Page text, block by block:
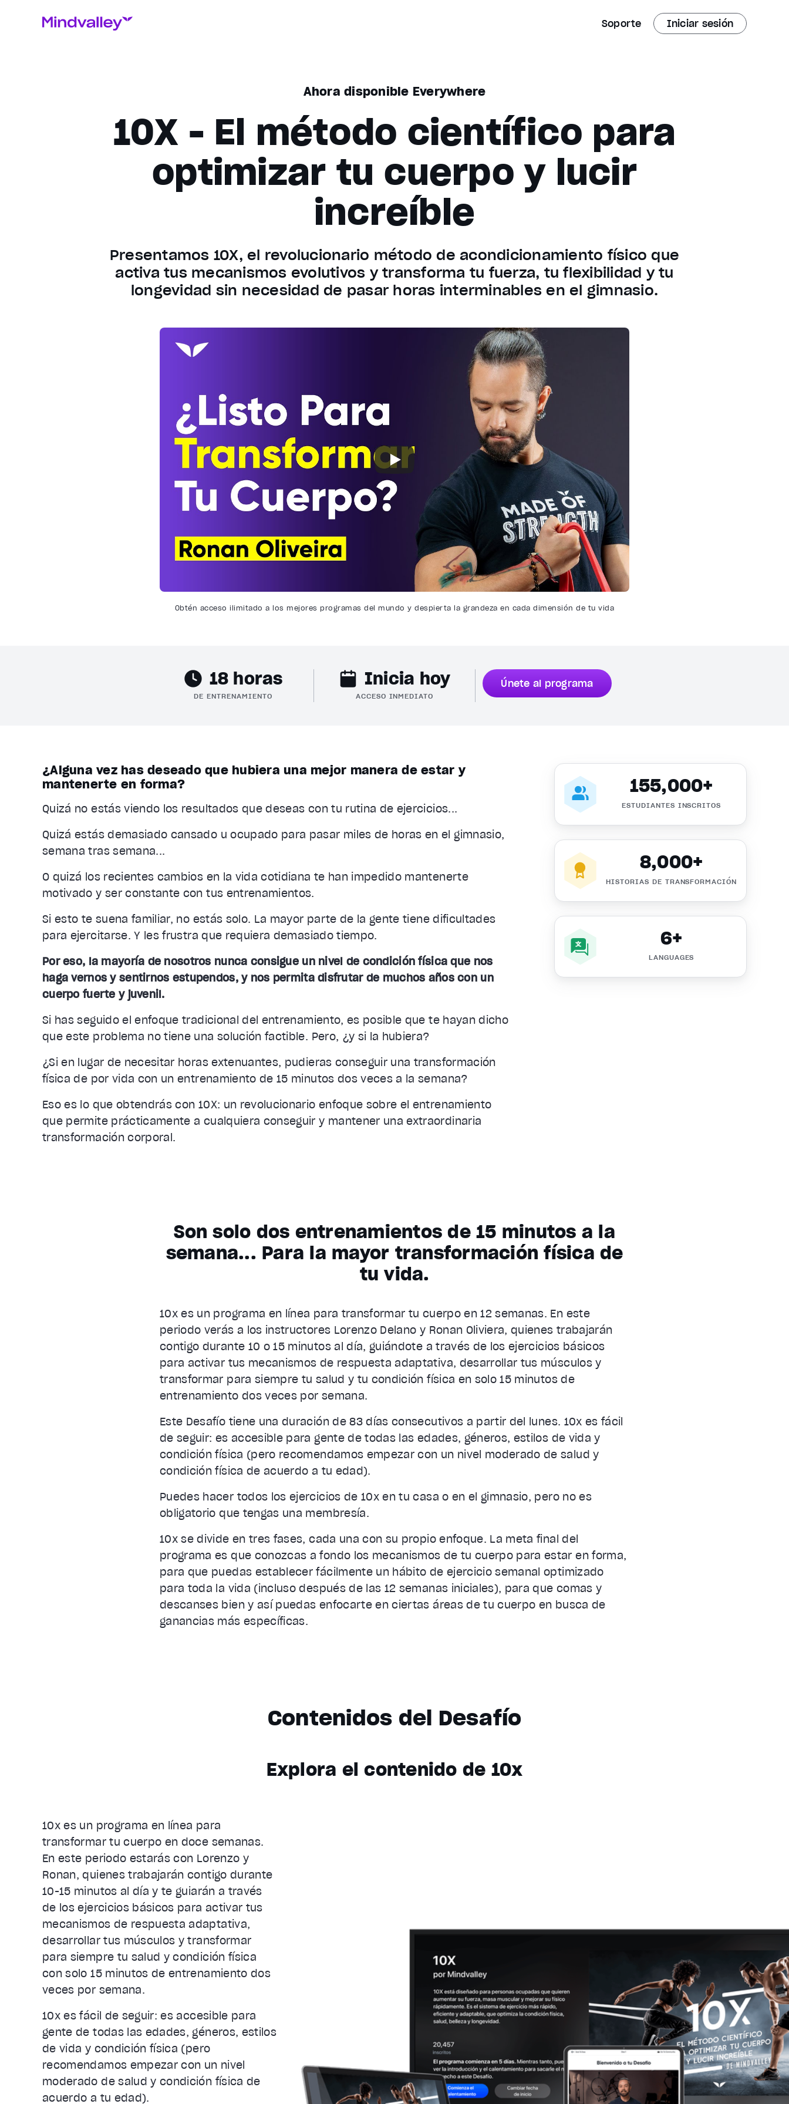
Soporte Iniciar sesión
Ahora disponible Everywhere
10X - El método científico para
optimizar tu cuerpo y lucir
increíble
Presentamos 10X, el revolucionario método de acondicionamiento físico que
activa tus mecanismos evolutivos y transforma tu fuerza, tu flexibilidad y tu
longevidad sin necesidad de pasar horas interminables en el gimnasio.
Obtén acceso ilimitado a los mejores programas del mundo y despierta la grandeza en cada dimensión de tu vida
18 horas
DE ENTRENAMIENTO
Inicia hoy
ACCESO INMEDIATO
Únete al programa
¿Alguna vez has deseado que hubiera una mejor manera de estar y
mantenerte en forma?
Quizá no estás viendo los resultados que deseas con tu rutina de ejercicios...
Quizá estás demasiado cansado u ocupado para pasar miles de horas en el gimnasio,
semana tras semana...
O quizá los recientes cambios en la vida cotidiana te han impedido mantenerte
motivado y ser constante con tus entrenamientos.
Si esto te suena familiar, no estás solo. La mayor parte de la gente tiene dificultades
para ejercitarse. Y les frustra que requiera demasiado tiempo.
Por eso, la mayoría de nosotros nunca consigue un nivel de condición física que nos
haga vernos y sentirnos estupendos, y nos permita disfrutar de muchos años con un
cuerpo fuerte y juvenil.
Si has seguido el enfoque tradicional del entrenamiento, es posible que te hayan dicho
que este problema no tiene una solución factible. Pero, ¿y si la hubiera?
¿Si en lugar de necesitar horas extenuantes, pudieras conseguir una transformación
física de por vida con un entrenamiento de 15 minutos dos veces a la semana?
Eso es lo que obtendrás con 10X: un revolucionario enfoque sobre el entrenamiento
que permite prácticamente a cualquiera conseguir y mantener una extraordinaria
transformación corporal.
155,000+
ESTUDIANTES INSCRITOS
8,000+
HISTORIAS DE TRANSFORMACIÓN
6+
LANGUAGES
Son solo dos entrenamientos de 15 minutos a la
semana... Para la mayor transformación física de
tu vida.
10x es un programa en línea para transformar tu cuerpo en 12 semanas. En este
periodo verás a los instructores Lorenzo Delano y Ronan Oliviera, quienes trabajarán
contigo durante 10 o 15 minutos al día, guiándote a través de los ejercicios básicos
para activar tus mecanismos de respuesta adaptativa, desarrollar tus músculos y
transformar para siempre tu salud y tu condición física en solo 15 minutos de
entrenamiento dos veces por semana.
Este Desafío tiene una duración de 83 días consecutivos a partir del lunes. 10x es fácil
de seguir: es accesible para gente de todas las edades, géneros, estilos de vida y
condición física (pero recomendamos empezar con un nivel moderado de salud y
condición física de acuerdo a tu edad).
Puedes hacer todos los ejercicios de 10x en tu casa o en el gimnasio, pero no es
obligatorio que tengas una membresía.
10x se divide en tres fases, cada una con su propio enfoque. La meta final del
programa es que conozcas a fondo los mecanismos de tu cuerpo para estar en forma,
para que puedas establecer fácilmente un hábito de ejercicio semanal optimizado
para toda la vida (incluso después de las 12 semanas iniciales), para que comas y
descanses bien y así puedas enfocarte en ciertas áreas de tu cuerpo en busca de
ganancias más específicas.
Contenidos del Desafío
Explora el contenido de 10x
10x es un programa en línea para
transformar tu cuerpo en doce semanas.
En este periodo estarás con Lorenzo y
Ronan, quienes trabajarán contigo durante
10-15 minutos al día y te guiarán a través
de los ejercicios básicos para activar tus
mecanismos de respuesta adaptativa,
desarrollar tus músculos y transformar
para siempre tu salud y condición física
con solo 15 minutos de entrenamiento dos
veces por semana.
10x es fácil de seguir: es accesible para
gente de todas las edades, géneros, estilos
de vida y condición física (pero
recomendamos empezar con un nivel
moderado de salud y condición física de
acuerdo a tu edad).